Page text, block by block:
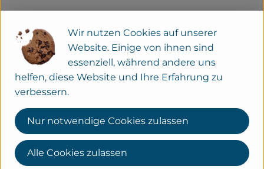
KONTAKT
Gut Wilhelmsdorf
33689 Bielefeld
Wilhelmsdorfer Biokiste
Tel.: 05205-950760
Wir nutzen Cookies auf unserer
Website. Einige von ihnen sind
essenziell, während andere uns
helfen, diese Website und Ihre Erfahrung zu
verbessern.
Nur notwendige Cookies zulassen
Alle Cookies zulassen